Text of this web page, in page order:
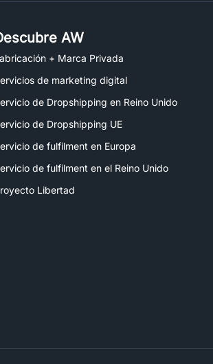
AW
+ Marca Privada
de marketing digital
de Dropshipping en Reino Unido
de Dropshipping UE
de fulfilment en Europa
de fulfilment en el Reino Unido
Libertad